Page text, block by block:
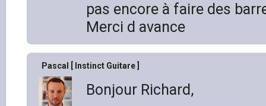
pas encore à faire des
Merci d avance
Pascal [ Instinct Guitare ]
Bonjour Richard,